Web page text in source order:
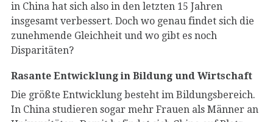
in China hat sich also in den letzten 15 Jahren
insgesamt verbessert. Doch wo genau findet sich die
zunehmende Gleichheit und wo gibt es noch
Disparitäten?
Rasante Entwicklung in Bildung und Wirtschaft
Die größte Entwicklung besteht im Bildungsbereich.
In China studieren sogar mehr Frauen als Männer an